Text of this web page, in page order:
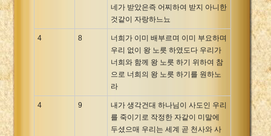
네가 받았은즉 어찌하여 받지 아니한
것같이 자랑하느뇨
4 8
너희가 이미 배부르며 이미 부요하며
우리 없이 왕 노릇 하였도다 우리가
너희와 함께 왕 노릇 하기 위하여 참
으로 너희의 왕 노릇 하기를 원하노
라
4 9
내가 생각건대 하나님이 사도인 우리
를 죽이기로 작정한 자같이 미말에
두셨으매 우리는 세계 곧 천사와 사